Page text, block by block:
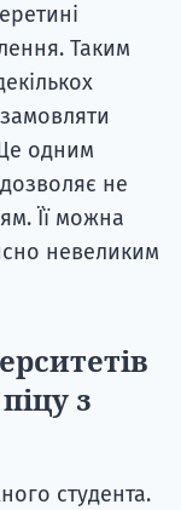
Таким
одним
не
Її можна
невеликим
з
студента.